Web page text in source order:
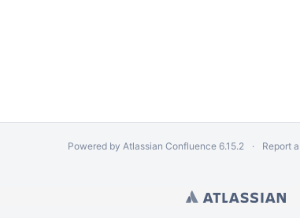
Powered by Atlassian Confluence 6.15.2 Report